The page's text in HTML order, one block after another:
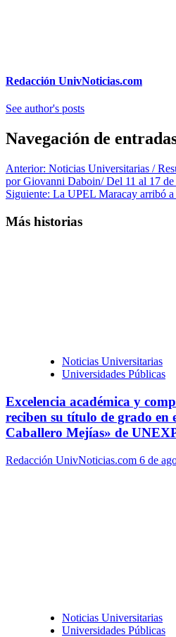
Redacción UnivNoticias.com
See author's posts
Navegación de
Anterior: Noticias Universitarias /
por Giovanni Daboin/ Del 11 al 17
Siguiente: La UPEL Maracay arribó a
Más historias
Noticias Universitarias
Universidades Públicas
Excelencia académica y
reciben su título de grado en
Caballero Mejías» de
Redacción UnivNoticias.com 6 de
Noticias Universitarias
Universidades Públicas